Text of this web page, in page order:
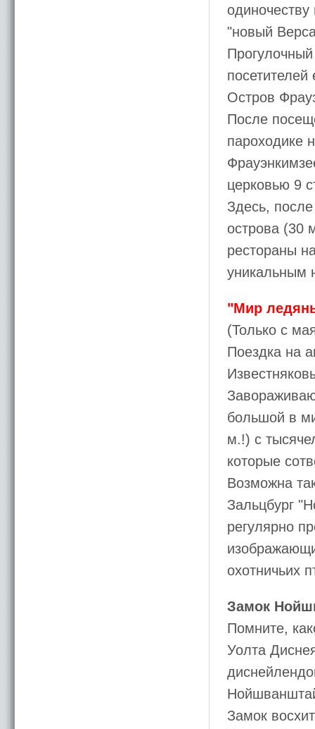
одиночеству
"новый
посетителей
Остров
После
пароходике
церковью 9
Здесь, после
острова (30
рестораны
уникальным
"Мир
(Только с
Поездка на
большой в
м.!) с
которые
Возможна
Зальцбург
регулярно
охотничьих
Замок
Помните,
Уолта
Замок